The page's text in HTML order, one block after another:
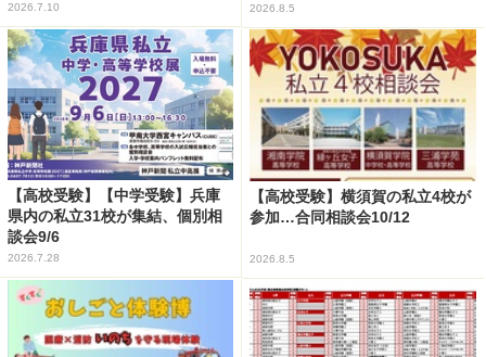
2026.7.10 2026.8.5
【高校受験】【中学受験】兵庫
県内の私立31校が集結、個別相
談会9/6
2026.7.28
【高校受験】横須賀の私立4校が
参加…合同相談会10/12
2026.8.5